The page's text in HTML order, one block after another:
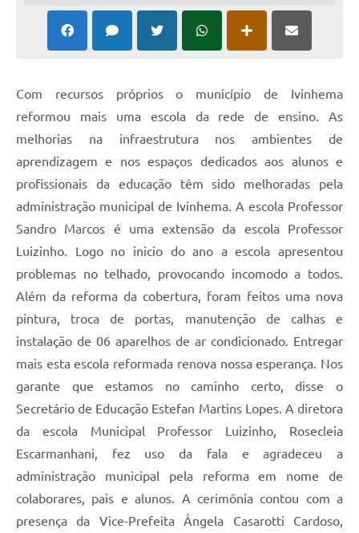
Com recursos próprios o município de Ivinhema
reformou mais uma escola da rede de ensino. As
melhorias na infraestrutura nos ambientes de
aprendizagem e nos espaços dedicados aos alunos e
profissionais da educação têm sido melhoradas pela
administração municipal de Ivinhema. A escola Professor
Sandro Marcos é uma extensão da escola Professor
Luizinho. Logo no inicio do ano a escola apresentou
problemas no telhado, provocando incomodo a todos.
Além da reforma da cobertura, foram feitos uma nova
pintura, troca de portas, manutenção de calhas e
instalação de 06 aparelhos de ar condicionado. Entregar
mais esta escola reformada renova nossa esperança. Nos
garante que estamos no caminho certo, disse o
Secretário de Educação Estefan Martins Lopes. A diretora
da escola Municipal Professor Luizinho, Rosecleia
Escarmanhani, fez uso da fala e agradeceu a
administração municipal pela reforma em nome de
colaborares, pais e alunos. A cerimônia contou com a
presença da Vice-Prefeita Ângela Casarotti Cardoso,